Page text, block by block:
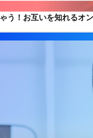
う！お互いを知れるオ